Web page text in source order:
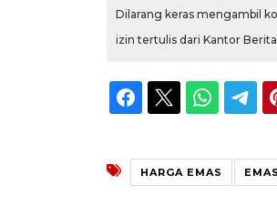
Dilarang keras mengambil
izin tertulis dari Kantor Berita
HARGA EMAS